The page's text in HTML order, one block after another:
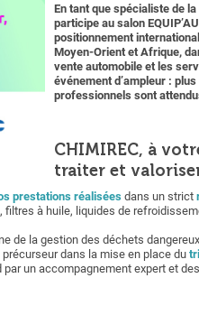
En tant que spécialiste de
participe au salon
positionnement
Moyen-Orient et Afrique,
vente automobile et les
événement d’ampleur :
professionnels sont
CHIMIREC, à
traiter et
prestations réalisées dans un strict
filtres à huile, liquides de
de la gestion des déchets
dans la mise en place du
un accompagnement expert et